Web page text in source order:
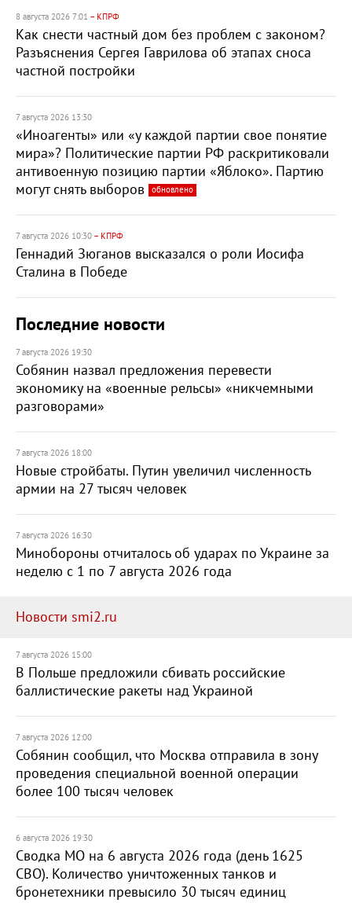
8 августа 2026 7:01 – КПРФ
Как снести частный дом без проблем с законом?
Разъяснения Сергея Гаврилова об этапах сноса
частной постройки
7 августа 2026 13:30
«Иноагенты» или «у каждой партии свое понятие
мира»? Политические партии РФ раскритиковали
антивоенную позицию партии «Яблоко». Партию
могут снять выборов
обновлено
7 августа 2026 10:30 – КПРФ
Геннадий Зюганов высказался о роли Иосифа
Сталина в Победе
Последние новости
7 августа 2026 19:30
Собянин назвал предложения перевести
экономику на «военные рельсы» «никчемными
разговорами»
7 августа 2026 18:00
Новые стройбаты. Путин увеличил численность
армии на 27 тысяч человек
7 августа 2026 16:30
Минобороны отчиталось об ударах по Украине за
неделю с 1 по 7 августа 2026 года
Новости smi2.ru
7 августа 2026 15:00
В Польше предложили сбивать российские
баллистические ракеты над Украиной
7 августа 2026 12:00
Собянин сообщил, что Москва отправила в зону
проведения специальной военной операции
более 100 тысяч человек
6 августа 2026 19:30
Сводка МО на 6 августа 2026 года (день 1625
СВО). Количество уничтоженных танков и
бронетехники превысило 30 тысяч единиц